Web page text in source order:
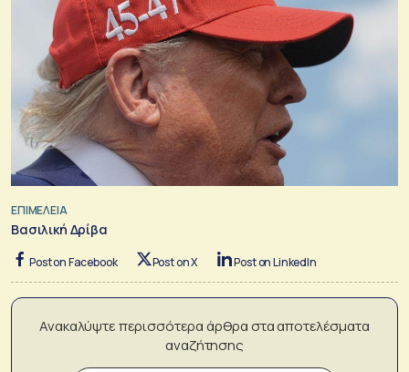
ΕΠΙΜΕΛΕΙΑ
Βασιλική Δρίβα
Post on Facebook Post on X Post on LinkedIn
Ανακαλύψτε περισσότερα άρθρα στα αποτελέσματα
αναζήτησης